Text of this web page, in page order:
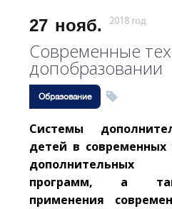
27 нояб. 2018 год
Современные
допобразовании
Образование
Системы
детей в современных
дополнительных
программ, а
применения